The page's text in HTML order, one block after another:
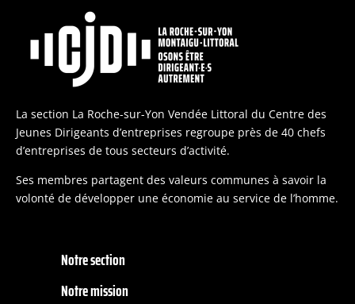
La section La Roche-sur-Yon Vendée Littoral du Centre des
Jeunes Dirigeants d’entreprises regroupe près de 40 chefs
d’entreprises de tous secteurs d’activité.
Ses membres partagent des valeurs communes à savoir la
volonté de développer une économie au service de l’homme.
Notre section
Notre mission